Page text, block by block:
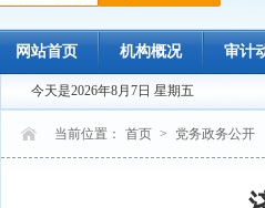
网站首页 机构概况 审计
今天是2026年8月7日 星期五
当前位置： 首页 > 党务政务公开